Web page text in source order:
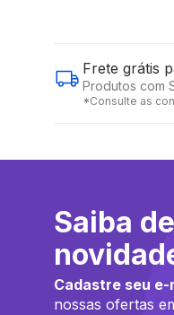
Frete grátis
Produtos com
*Consulte as
Saiba
Cadastre seu e-
nossas ofertas